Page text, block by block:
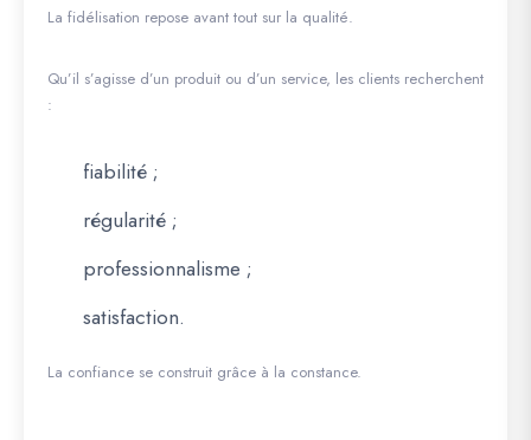
La fidélisation repose avant tout sur la qualité.
Qu’il s’agisse d’un produit ou d’un service, les clients recherchent
:
fiabilité ;
régularité ;
professionnalisme ;
satisfaction.
La confiance se construit grâce à la constance.